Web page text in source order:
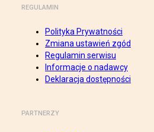
REGULAMIN
Polityka Prywatności
Zmiana ustawień zgód
Regulamin serwisu
Informacje o nadawcy
Deklaracja dostępności
PARTNERZY